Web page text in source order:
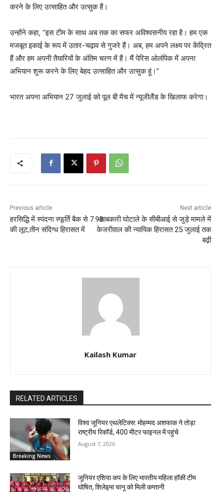
करने के लिए उत्साहित और उत्सुक हैं।
उन्होंने कहा, “इस टीम के साथ अब तक का सफर अविश्वसनीय रहा है। हम एक
मजबूत इकाई के रूप में उतार-चढ़ाव से गुजरे हैं। अब, हम अपने लक्ष्य पर केंद्रित
हैं और हम अपनी तैयारियों के अंतिम चरण में हैं। मैं पेरिस ओलंपिक में अपना
अभियान शुरू करने के लिए बेहद उत्साहित और उत्सुक हूं।”
भारत अपना अभियान 27 जुलाई को पूल बी मैच में न्यूजीलैंड के खिलाफ करेगा।
Previous article
हरसिद्धि में स्पंदना स्फूर्ति बैक से 7.98
की लूट,तीन संदिग्ध हिरासत में
Next article
आबकारी घोटाले के सीबीआई से जुड़े मामले में
केजरीवाल की न्यायिक हिरासत 25 जुलाई तक
बढ़ी
Kailash Kumar
RELATED ARTICLES
Breaking News
विश्व जूनियर एथलेटिक्स: मोहम्मद अशफाक ने तोड़ा
राष्ट्रीय रिकॉर्ड, 400 मीटर फाइनल में पहुंचे
August 7, 2026
जूनियर एशिया कप के लिए भारतीय महिला हॉकी टीम
घोषित, शिलेइमा चानू को मिली कप्तानी